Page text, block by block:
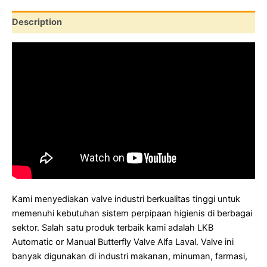
Description
Kami menyediakan valve industri berkualitas tinggi untuk
memenuhi kebutuhan sistem perpipaan higienis di berbagai
sektor. Salah satu produk terbaik kami adalah LKB
Automatic or Manual Butterfly Valve Alfa Laval. Valve ini
banyak digunakan di industri makanan, minuman, farmasi,